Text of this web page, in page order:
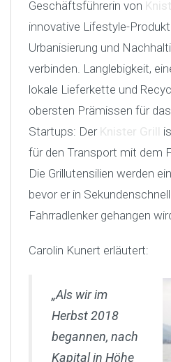
Geschäftsführerin von
innovative Lifestyle-
Urbanisierung und
verbinden. Langlebigkeit,
lokale Lieferkette und
obersten Prämissen für
Startups: Der Knister Grill
für den Transport mit dem
Die Grillutensilien werden
bevor er in
Fahrradlenker gehangen
Carolin Kunert erläutert:
„Als wir im
Herbst 2018
begannen, nach
Kapital in Höhe